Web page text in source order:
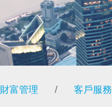
財富管理 / 客戶服務